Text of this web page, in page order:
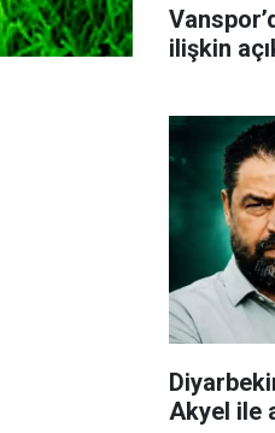
ilişkin
Akyel ile